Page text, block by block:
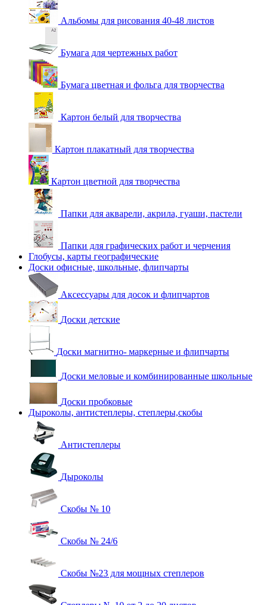
Альбомы для рисования 40-48 листов
Бумага для чертежных работ
Бумага цветная и фольга для творчества
Картон белый для творчества
Картон плакатный для творчества
Картон цветной для творчества
Папки для акварели, акрила, гуаши, пастели
Папки для графических работ и черчения
Глобусы, карты географические
Доски офисные, школьные, флипчарты
Аксессуары для досок и флипчартов
Доски детские
Доски магнитно- маркерные и флипчарты
Доски меловые и комбинированные школьные
Доски пробковые
Дыроколы, антистеплеры, степлеры,скобы
Антистеплеры
Дыроколы
Скобы № 10
Скобы № 24/6
Скобы №23 для мощных степлеров